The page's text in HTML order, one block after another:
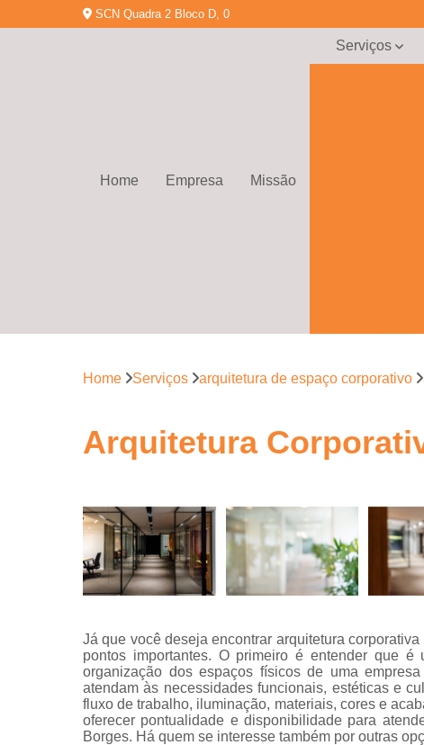
SCN Quadra 2 Bloco D, 0
Home Empresa Missão
Serviços
Gerenciamento
Neuro
arquitetura
Projeto de
escritório
escritórios
Projeto turn
key
Projetos
arquitetônicos
Home Serviços arquitetura de espaço corporativo
Arquitetura
Já que você deseja encontrar arquitetura
pontos importantes. O primeiro é entender que
organização dos espaços físicos de uma
atendam às necessidades funcionais, estéticas e
fluxo de trabalho, iluminação, materiais, cores e
oferecer pontualidade e disponibilidade para
Borges. Há quem se interesse também por outras